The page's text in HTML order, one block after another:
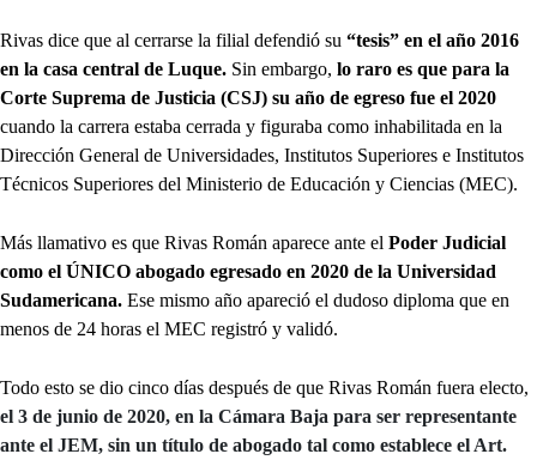
Rivas dice que al cerrarse la filial defendió su “tesis” en el año 2016
en la casa central de Luque. Sin embargo, lo raro es que para la
Corte Suprema de Justicia (CSJ) su año de egreso fue el 2020
cuando la carrera estaba cerrada y figuraba como inhabilitada en la
Dirección General de Universidades, Institutos Superiores e Institutos
Técnicos Superiores del Ministerio de Educación y Ciencias (MEC).
Más llamativo es que Rivas Román aparece ante el Poder Judicial
como el ÚNICO abogado egresado en 2020 de la Universidad
Sudamericana. Ese mismo año apareció el dudoso diploma que en
menos de 24 horas el MEC registró y validó.
Todo esto se dio cinco días después de que Rivas Román fuera electo,
el 3 de junio de 2020, en la Cámara Baja para ser representante
ante el JEM, sin un título de abogado tal como establece el Art.